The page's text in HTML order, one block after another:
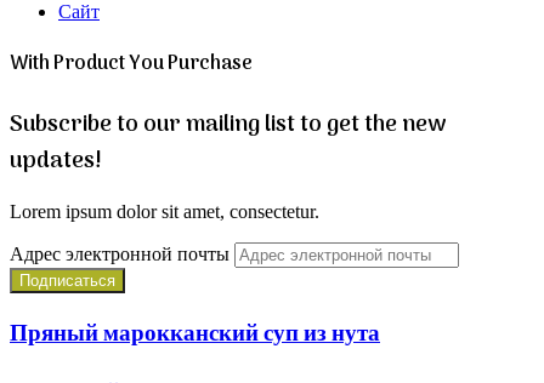
Сайт
With Product You Purchase
Subscribe to our mailing list to get the new
updates!
Lorem ipsum dolor sit amet, consectetur.
Адрес электронной почты
Пряный марокканский суп из нута